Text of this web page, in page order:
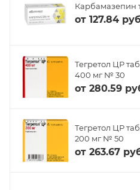
Карбамазепин
от 127.84
Тегретол ЦР
400 мг № 30
от 280.59
Тегретол ЦР
200 мг № 50
от 263.67